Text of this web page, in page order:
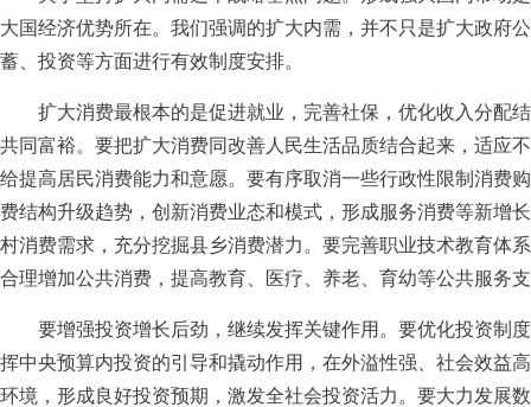
大国经济优势所在。我们强调的扩大内需，并不只是扩大政府
蓄、投资等方面进行有效制度安排。
扩大消费最根本的是促进就业，完善社保，优化收入分配
共同富裕。要把扩大消费同改善人民生活品质结合起来，适应
给提高居民消费能力和意愿。要有序取消一些行政性限制消费
费结构升级趋势，创新消费业态和模式，形成服务消费等新增
村消费需求，充分挖掘县乡消费潜力。要完善职业技术教育体
合理增加公共消费，提高教育、医疗、养老、育幼等公共服务
要增强投资增长后劲，继续发挥关键作用。要优化投资制
挥中央预算内投资的引导和撬动作用，在外溢性强、社会效益
环境，形成良好投资预期，激发全社会投资活力。要大力发展